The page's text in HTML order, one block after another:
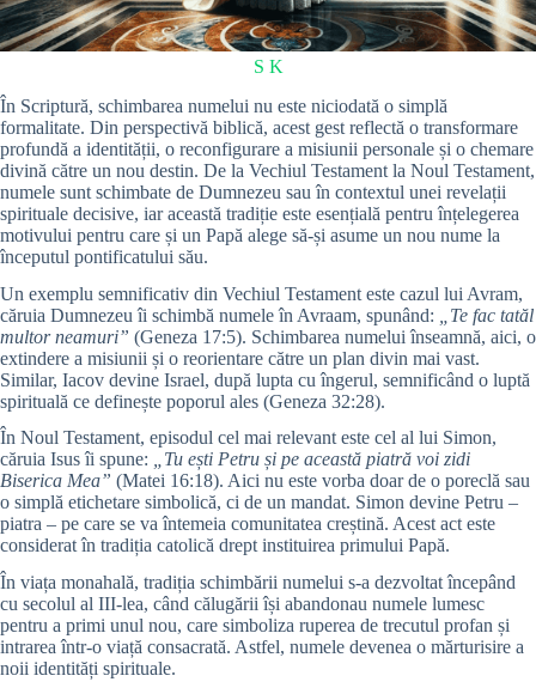
S K
În Scriptură, schimbarea numelui nu este niciodată o simplă
formalitate. Din perspectivă biblică, acest gest reflectă o transformare
profundă a identității, o reconfigurare a misiunii personale și o chemare
divină către un nou destin. De la Vechiul Testament la Noul Testament,
numele sunt schimbate de Dumnezeu sau în contextul unei revelații
spirituale decisive, iar această tradiție este esențială pentru înțelegerea
motivului pentru care și un Papă alege să-și asume un nou nume la
începutul pontificatului său.
Un exemplu semnificativ din Vechiul Testament este cazul lui Avram,
căruia Dumnezeu îi schimbă numele în Avraam, spunând:
„Te fac tatăl
multor neamuri” (Geneza 17:5). Schimbarea numelui înseamnă, aici, o
extindere a misiunii și o reorientare către un plan divin mai vast.
Similar, Iacov devine Israel, după lupta cu îngerul, semnificând o luptă
spirituală ce definește poporul ales (Geneza 32:28).
În Noul Testament, episodul cel mai relevant este cel al lui Simon,
căruia Isus îi spune: „Tu ești Petru și pe această piatră voi zidi
Biserica Mea” (Matei 16:18). Aici nu este vorba doar de o poreclă sau
o simplă etichetare simbolică, ci de un mandat. Simon devine Petru –
piatra – pe care se va întemeia comunitatea creștină. Acest act este
considerat în tradiția catolică drept instituirea primului Papă.
În viața monahală, tradiția schimbării numelui s-a dezvoltat începând
cu secolul al III-lea, când călugării își abandonau numele lumesc
pentru a primi unul nou, care simboliza ruperea de trecutul profan și
intrarea într-o viață consacrată. Astfel, numele devenea o mărturisire a
noii identități spirituale.